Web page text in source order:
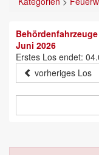
Juni 2026
Erstes Los endet:
vorheriges Los